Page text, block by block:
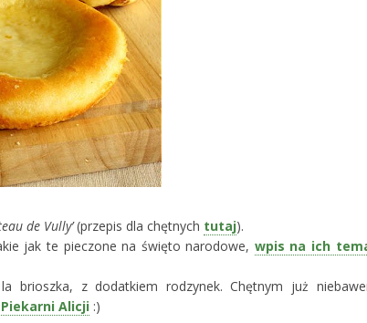
de Vully’(przepis dla chętnych tutaj).
jak te pieczone na święto narodowe, wpis na ich
z dodatkiem rodzynek. Chętnym już
Alicji :)